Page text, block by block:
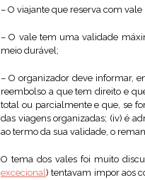
– O viajante que reserva com
– O vale tem uma validade
meio durável;
– O organizador deve informar,
reembolso a que tem direito e
total ou parcialmente e que, se
das viagens organizadas; (iv) é
ao termo da sua validade, o
O tema dos vales foi muito
excecional) tentavam impor aos